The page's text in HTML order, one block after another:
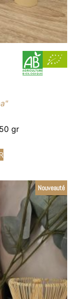
gr
Nouveauté